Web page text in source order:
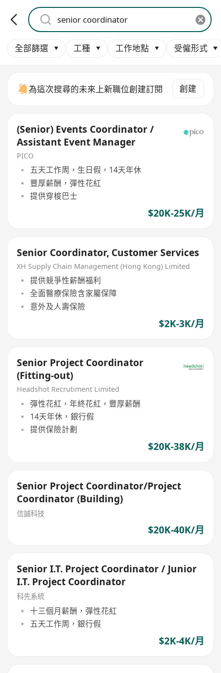
全部篩選 工種 工作地點 受僱形式
為這次搜尋的未來上新職位創建訂閱 創建
(Senior) Events Coordinator /
Assistant Event Manager
PICO
五天工作周，生日假，14天年休
豐厚薪酬，彈性花紅
提供穿梭巴士
$20K-25K/月
Senior Coordinator, Customer Services
XH Supply Chain Management (Hong Kong) Limited
提供競爭性薪酬福利
全面醫療保險含家屬保障
意外及人壽保險
$2K-3K/月
Senior Project Coordinator
(Fitting-out)
Headshot Recrutiment Limited
彈性花紅，年終花紅，豐厚薪酬
14天年休，銀行假
提供保險計劃
$20K-38K/月
Senior Project Coordinator/Project
Coordinator (Building)
信誠科技
$20K-40K/月
Senior I.T. Project Coordinator / Junior
I.T. Project Coordinator
科先系統
十三個月薪酬，彈性花紅
五天工作周，銀行假
$2K-4K/月